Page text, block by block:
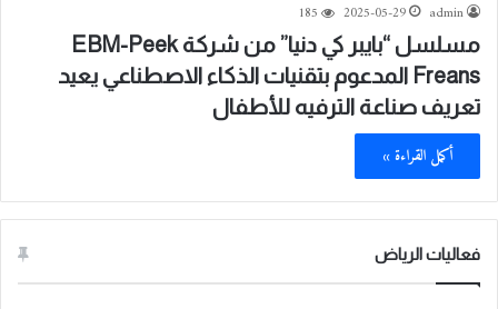
admin
2025-05-29
185
مسلسل “بايبر كي دنيا” من شركة EBM-Peek
Freans المدعوم بتقنيات الذكاء الاصطناعي يعيد
تعريف صناعة الترفيه للأطفال
أكمل القراءة »
فعاليات الرياض